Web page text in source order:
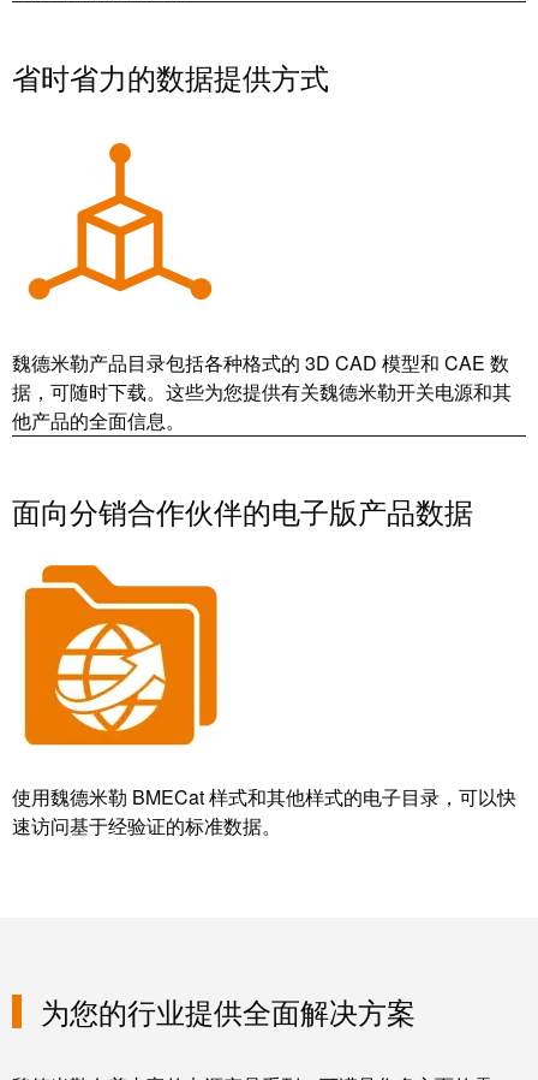
具
动
化
机
软
标
记
号
打
印
工
业
照
明
装
配
和
装
业
闻
新
闻
系
本
土
新
戮
战
“疫”，
同
心
守
“沪”
多
措
防
疫
生
省时省力的数据提供方式
魏德米勒产品目录包括各种格式的 3D CAD 模型和 CAE 数
据，可随时下载。这些为您提供有关魏德米勒开关电源和其
他产品的全面信息。
面向分销合作伙伴的电子版产品数据
使用魏德米勒 BMECat 样式和其他样式的电子目录，可以快
速访问基于经验证的标准数据。
为您的行业提供全面解决方案